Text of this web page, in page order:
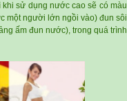
sử dụng nước cao sẽ có màu
một người lớn ngồi vào) đun sôi
ấm đun nước), trong quá trình